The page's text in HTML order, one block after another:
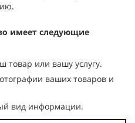
имеет следующие
товар или вашу услугу.
ваших товаров и
вид информации.